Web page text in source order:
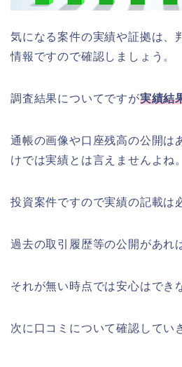
気になる案件の実績や証拠は、
情報ですので確認しましょう。
調査結果についてですが実績結
通帳の画像や口座残高の公開は
けでは実績とは言えませんよね。
投資案件ですので実績の記載は
過去の取引履歴等の公開があれ
それが無い時点では安心はでき
次に口コミについて確認してい